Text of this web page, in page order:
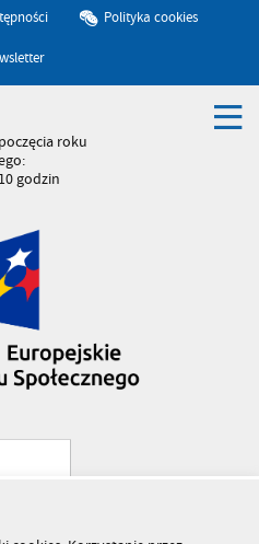
Polityka cookies
roku
10godzin